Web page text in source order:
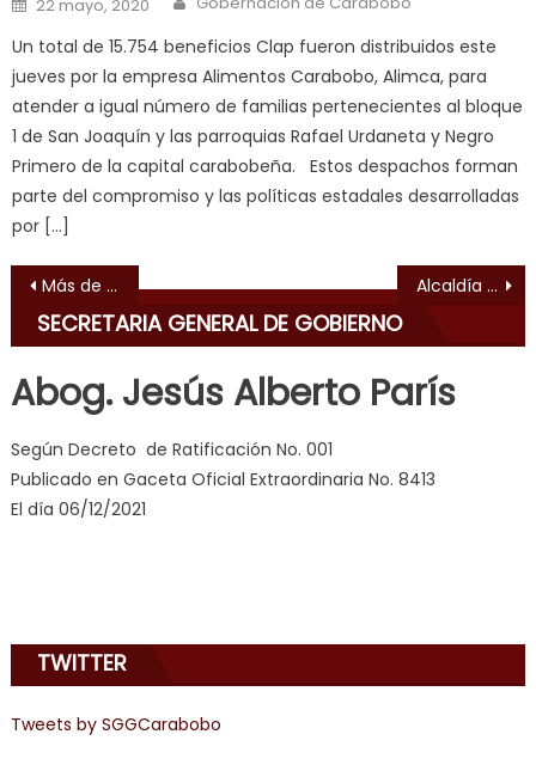
सच
ह
स
क
ल
म
भ
ह
indian
erotic
videos
pono
doido,
sinful
joys
of
anal
22 mayo, 2020
Un total de 15.754 beneficios Clap fueron distribuidos este
jueves por la empresa Alimentos Carabobo, Alimca, para
atender a igual número de familias pertenecientes al bloque
1 de San Joaquín y las parroquias Rafael Urdaneta y Negro
Primero de la capital carabobeña. Estos despachos forman
parte del compromiso y las políticas estadales desarrolladas
por […]
Navegación de entradas
Más de 300 mujeres serán formadas como “Defensoras Comunales” Alcaldía despliega “Plan Cayapa” ante contingencia por lluvias en el Centro Histórico
SECRETARIA GENERAL DE GOBIERNO
Abog. Jesús Alberto París
Según Decreto de Ratificación No. 001
Publicado en Gaceta Oficial Extraordinaria No. 8413
El día 06/12/2021
TWITTER
Tweets by SGGCarabobo